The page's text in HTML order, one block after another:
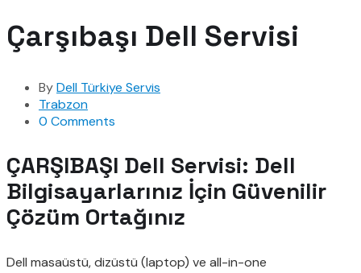
Çarşıbaşı Dell Servisi
ByDell Türkiye Servis
Trabzon
0 Comments
ÇARŞIBAŞI Dell Servisi: Dell
Bilgisayarlarınız İçin Güvenilir
Çözüm Ortağınız
Dell masaüstü, dizüstü (laptop) ve all-in-one